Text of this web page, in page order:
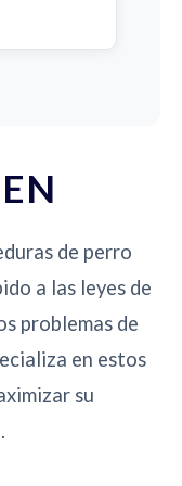
de perro
a las leyes de
problemas de
en estos
su